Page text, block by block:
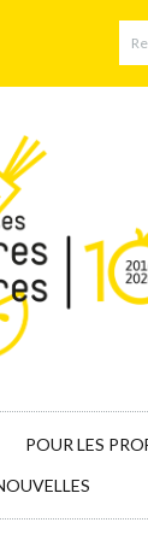
POUR LES